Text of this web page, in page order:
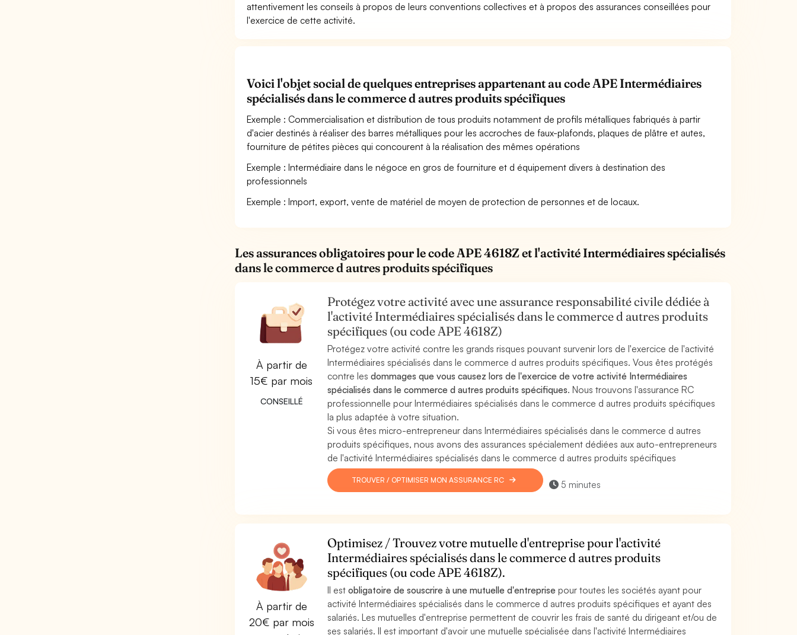
attentivement les conseils à propos de leurs conventions collectives et à propos des assurances conseillées pour
l'exercice de cette activité.
Voici l'objet social de quelques entreprises appartenant au code APE Intermédiaires
spécialisés dans le commerce d autres produits spécifiques
Exemple : Commercialisation et distribution de tous produits notamment de profils métalliques fabriqués à partir
d'acier destinés à réaliser des barres métalliques pour les accroches de faux-plafonds, plaques de plâtre et autes,
fourniture de pétites pièces qui concourent à la réalisation des mêmes opérations
Exemple : Intermédiaire dans le négoce en gros de fourniture et d équipement divers à destination des
professionnels
Exemple : Import, export, vente de matériel de moyen de protection de personnes et de locaux.
Les assurances obligatoires pour le code APE 4618Z et l'activité Intermédiaires spécialisés
dans le commerce d autres produits spécifiques
À partir de
15€ par mois
CONSEILLÉ
Protégez votre activité avec une assurance responsabilité civile dédiée à
l'activité Intermédiaires spécialisés dans le commerce d autres produits
spécifiques (ou code APE 4618Z)
Protégez votre activité contre les grands risques pouvant survenir lors de l'exercice de l'activité
Intermédiaires spécialisés dans le commerce d autres produits spécifiques. Vous êtes protégés
contre les dommages que vous causez lors de l'exercice de votre activité Intermédiaires
spécialisés dans le commerce d autres produits spécifiques. Nous trouvons l'assurance RC
professionnelle pour Intermédiaires spécialisés dans le commerce d autres produits spécifiques
la plus adaptée à votre situation.
Si vous êtes micro-entrepreneur dans Intermédiaires spécialisés dans le commerce d autres
produits spécifiques, nous avons des assurances spécialement dédiées aux auto-entrepreneurs
de l'activité Intermédiaires spécialisés dans le commerce d autres produits spécifiques
TROUVER / OPTIMISER MON ASSURANCE RC 5 minutes
À partir de
20€ par mois
Optimisez / Trouvez votre mutuelle d'entreprise pour l'activité
Intermédiaires spécialisés dans le commerce d autres produits
spécifiques (ou code APE 4618Z).
Il est obligatoire de souscrire à une mutuelle d'entreprise pour toutes les sociétés ayant pour
activité Intermédiaires spécialisés dans le commerce d autres produits spécifiques et ayant des
salariés. Les mutuelles d'entreprise permettent de couvrir les frais de santé du dirigeant et/ou de
ses salariés. Il est important d'avoir une mutuelle spécialisée dans l'activité Intermédiaires